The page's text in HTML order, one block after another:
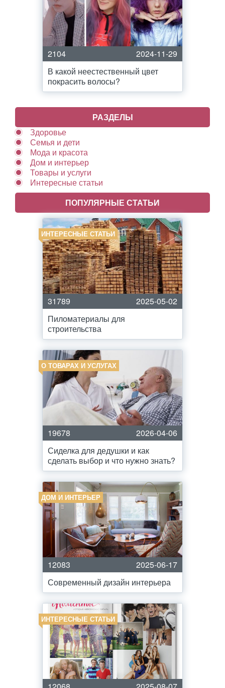
2104
2024-11-29
В какой неестественный цвет
покрасить волосы?
РАЗДЕЛЫ
Здоровье
Семья и дети
Мода и красота
Дом и интерьер
Товары и услуги
Интересные статьи
ПОПУЛЯРНЫЕ СТАТЬИ
ИНТЕРЕСНЫЕ СТАТЬИ
31789
2025-05-02
Пиломатериалы для
строительства
О ТОВАРАХ И УСЛУГАХ
19678
2026-04-06
Сиделка для дедушки и как
сделать выбор и что нужно знать?
ДОМ И ИНТЕРЬЕР
12083
2025-06-17
Современный дизайн интерьера
ИНТЕРЕСНЫЕ СТАТЬИ